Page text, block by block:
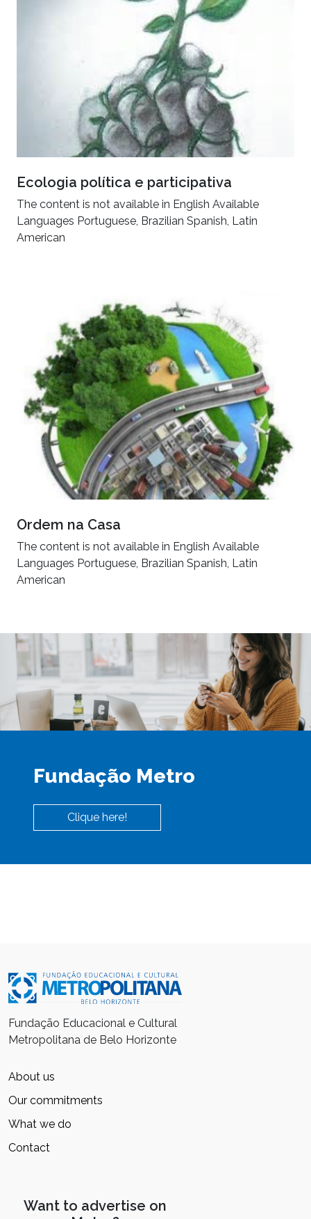
Ecologia política e participativa
The content is not available in English Available
Languages Portuguese, Brazilian Spanish, Latin
American
Ordem na Casa
The content is not available in English Available
Languages Portuguese, Brazilian Spanish, Latin
American
Fundação Metro
Clique here!
Fundação Educacional e Cultural
Metropolitana de Belo Horizonte
About us
Our commitments
What we do
Contact
Want to advertise on